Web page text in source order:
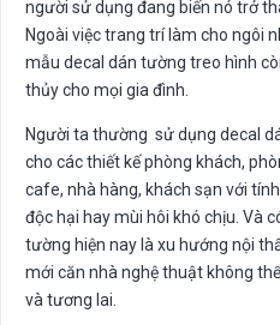
người sử dụng đang biến nó trở
Ngoài việc trang trí làm cho ngôi
mẫu decal dán tường treo hình
thủy cho mọi gia đình.
Người ta thường sử dụng decal
cho các thiết kế phòng khách,
cafe, nhà hàng, khách sạn với
độc hại hay mùi hôi khó chịu. Và
tường hiện nay là xu hướng nội
mới căn nhà nghệ thuật không
và tương lai.